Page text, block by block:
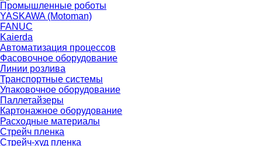
Промышленные роботы
YASKAWA (Motoman)
FANUC
Kaierda
Автоматизация процессов
Фасовочное оборудование
Линии розлива
Транспортные системы
Упаковочное оборудование
Паллетайзеры
Картонажное оборудование
Расходные материалы
Стрейч пленка
Стрейч-худ пленка